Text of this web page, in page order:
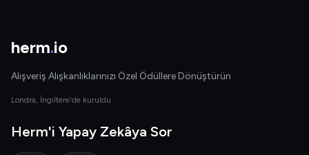
herm.io
Alışveriş Alışkanlıklarınızı Özel Ödüllere Dönüştürün
Londra, İngiltere'de kuruldu
Herm'i Yapay Zekâya Sor